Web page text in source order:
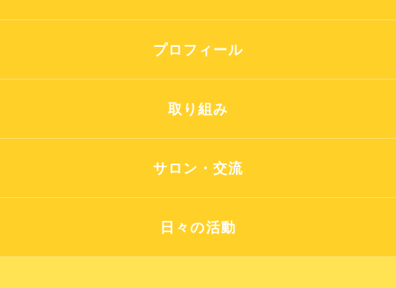
プロフィール
取り組み
サロン・交流
日々の活動